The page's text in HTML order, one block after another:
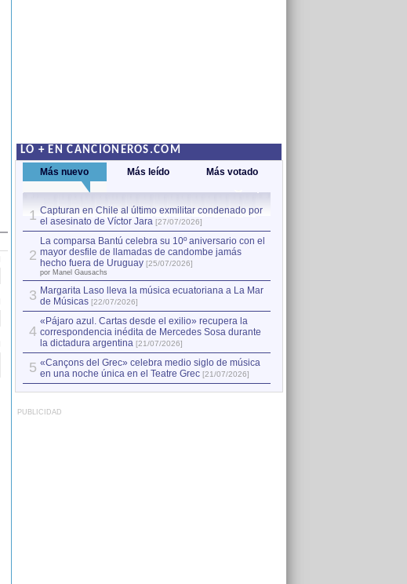
LO + EN CANCIONEROS.COM
Más nuevo Más leído Más votado
1 Capturan en Chile al último exmilitar condenado por
el asesinato de Víctor Jara [27/07/2026]
2
La comparsa Bantú celebra su 10º aniversario con el
mayor desfile de llamadas de candombe jamás
hecho fuera de Uruguay [25/07/2026]
por Manel Gausachs
3 Margarita Laso lleva la música ecuatoriana a La Mar
de Músicas [22/07/2026]
4
«Pájaro azul. Cartas desde el exilio» recupera la
correspondencia inédita de Mercedes Sosa durante
la dictadura argentina [21/07/2026]
5 «Cançons del Grec» celebra medio siglo de música
en una noche única en el Teatre Grec [21/07/2026]
PUBLICIDAD